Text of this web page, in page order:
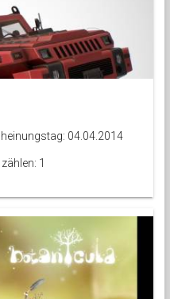
04.04.2014
1